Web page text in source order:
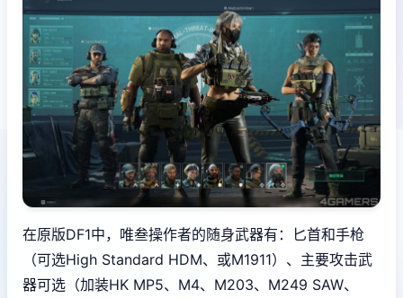
在原版DF1中，唯叁操作者的随身武器有：匕首和手枪
（可选High Standard HDM、或M1911）、主要攻击武
器可选（加装HK MP5、M4、M203、M249 SAW、